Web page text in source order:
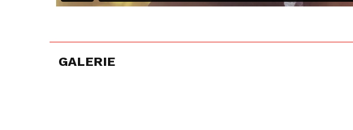
GALERIE